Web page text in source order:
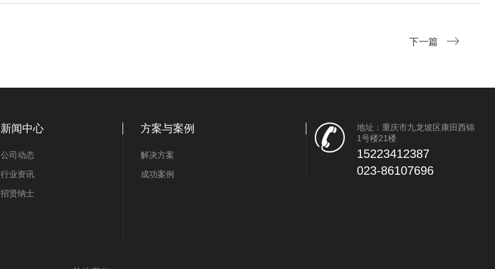
下一篇
新闻中心
公司动态
行业资讯
招贤纳士
方案与案例
解决方案
成功案例
地址：重庆市九龙坡区康田西锦
1号楼21楼
15223412387
023-86107696